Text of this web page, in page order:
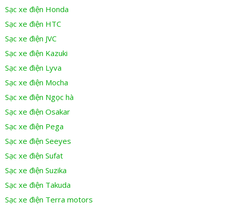
Sạc xe điện Honda
Sạc xe điện HTC
Sạc xe điện JVC
Sạc xe điện Kazuki
Sạc xe điện Lyva
Sạc xe điện Mocha
Sạc xe điện Ngọc hà
Sạc xe điện Osakar
Sạc xe điện Pega
Sạc xe điện Seeyes
Sạc xe điện Sufat
Sạc xe điện Suzika
Sạc xe điện Takuda
Sạc xe điện Terra motors